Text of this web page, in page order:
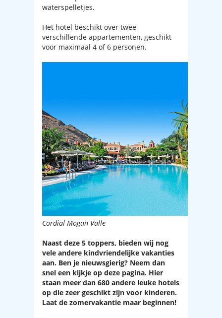
waterspelletjes.
Het hotel beschikt over twee
verschillende appartementen, geschikt
voor maximaal 4 of 6 personen.
Cordial Mogan Valle
Naast deze 5 toppers, bieden wij nog
vele andere kindvriendelijke vakanties
aan. Ben je nieuwsgierig? Neem dan
snel een kijkje op deze pagina. Hier
staan meer dan 680 andere leuke hotels
op die zeer geschikt zijn voor kinderen.
Laat de zomervakantie maar beginnen!